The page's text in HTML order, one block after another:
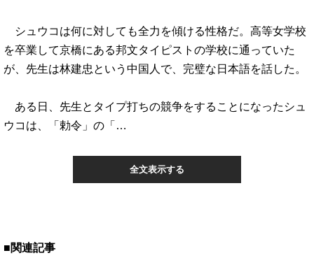
シュウコは何に対しても全力を傾ける性格だ。高等女学校
を卒業して京橋にある邦文タイピストの学校に通っていた
が、先生は林建忠という中国人で、完璧な日本語を話した。
ある日、先生とタイプ打ちの競争をすることになったシュ
ウコは、「勅令」の「…
全文表示する
■関連記事